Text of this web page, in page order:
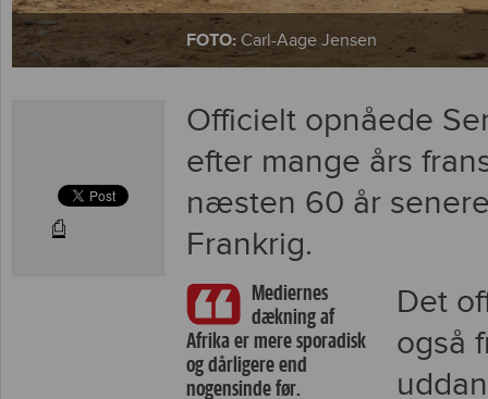
FOTO: Carl-Aage Jensen
⎙
Officielt opnåede
efter mange års
næsten 60 år
Frankrig.
Mediernes
dækning af
Afrika er mere sporadisk
og dårligere end
nogensinde før.
Det
også